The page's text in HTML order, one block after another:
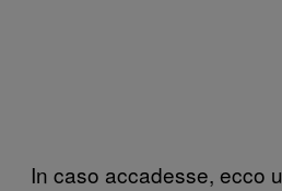
In caso accadesse, ecco